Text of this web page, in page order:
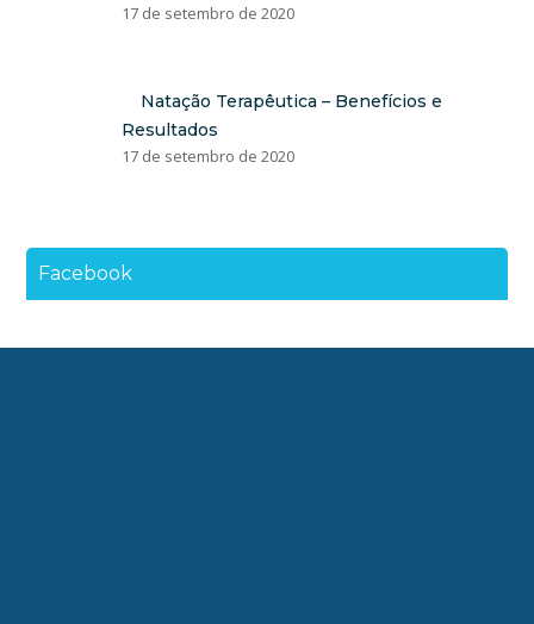
17 de setembro de 2020
Natação Terapêutica – Benefícios e
Resultados
17 de setembro de 2020
Facebook